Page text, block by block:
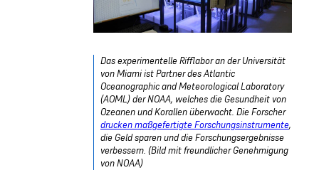
Das experimentelle Rifflabor an der Universität
von Miami ist Partner des Atlantic
Oceanographic and Meteorological Laboratory
(AOML) der NOAA, welches die Gesundheit von
Ozeanen und Korallen überwacht. Die Forscher
drucken maßgefertigte Forschungsinstrumente,
die Geld sparen und die Forschungsergebnisse
verbessern. (Bild mit freundlicher Genehmigung
von NOAA)